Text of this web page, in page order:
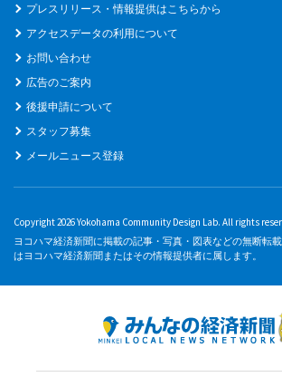
プレスリリース・情報提供はこちらから
アクセスデータの利用について
お問い合わせ
広告のご案内
後援申請について
スタッフ募集
メールニュース登録
Copyright 2026 Yokohama Community Design Lab. All rights
ヨコハマ経済新聞に掲載の記事・写真・図表などの無断転
はヨコハマ経済新聞またはその情報提供者に属します。